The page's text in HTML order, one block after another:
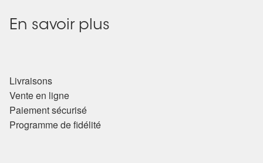
En savoir plus
Livraisons
Vente en ligne
Paiement sécurisé
Programme de fidélité